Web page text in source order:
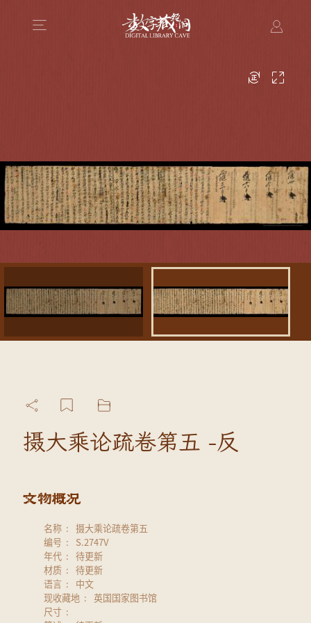
摄大乘论疏卷第五 -反
名称
摄大乘论疏卷第五
编号
S.2747V
年代
待更新
材质
待更新
语言
中文
现收藏地
英国国家图书馆
尺寸